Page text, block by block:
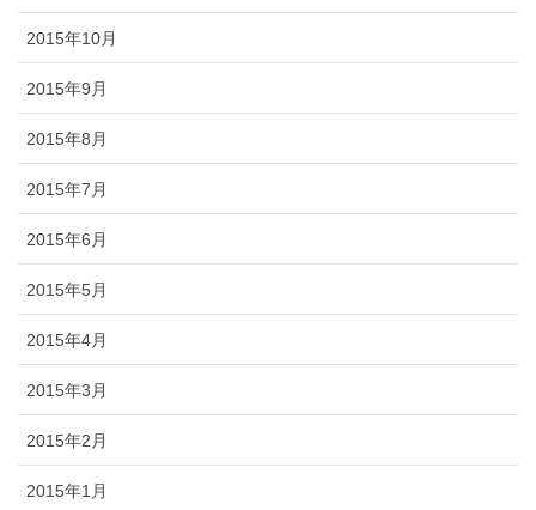
2015年10月
2015年9月
2015年8月
2015年7月
2015年6月
2015年5月
2015年4月
2015年3月
2015年2月
2015年1月